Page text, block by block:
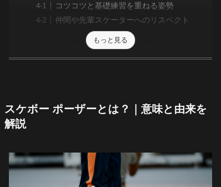
コツコツと基礎練習を重ねる姿勢
仲間や先輩スケーターへのリスペクト
もっと見る
スケボー ポーザーとは？｜意味と由来を
解説